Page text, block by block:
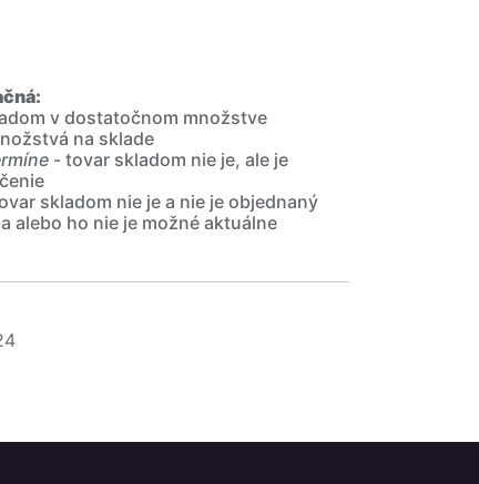
v dostatočnom množstve
na sklade
- tovar skladom nie je, ale je
skladom nie je a nie je objednaný
alebo ho nie je možné aktuálne